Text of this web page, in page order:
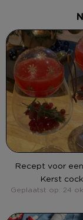
Recept voor
Kerst
Geplaatst op: 24